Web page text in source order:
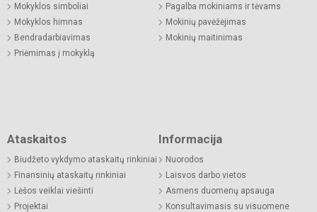
Mokyklos simboliai
Mokyklos himnas
Bendradarbiavimas
Priėmimas į mokyklą
Pagalba mokiniams ir tėvams
Mokinių pavėžėjimas
Mokinių maitinimas
Ataskaitos
Biudžeto vykdymo ataskaitų rinkiniai
Finansinių ataskaitų rinkiniai
Lėšos veiklai viešinti
Projektai
Informacija
Nuorodos
Laisvos darbo vietos
Asmens duomenų apsauga
Konsultavimasis su visuomene